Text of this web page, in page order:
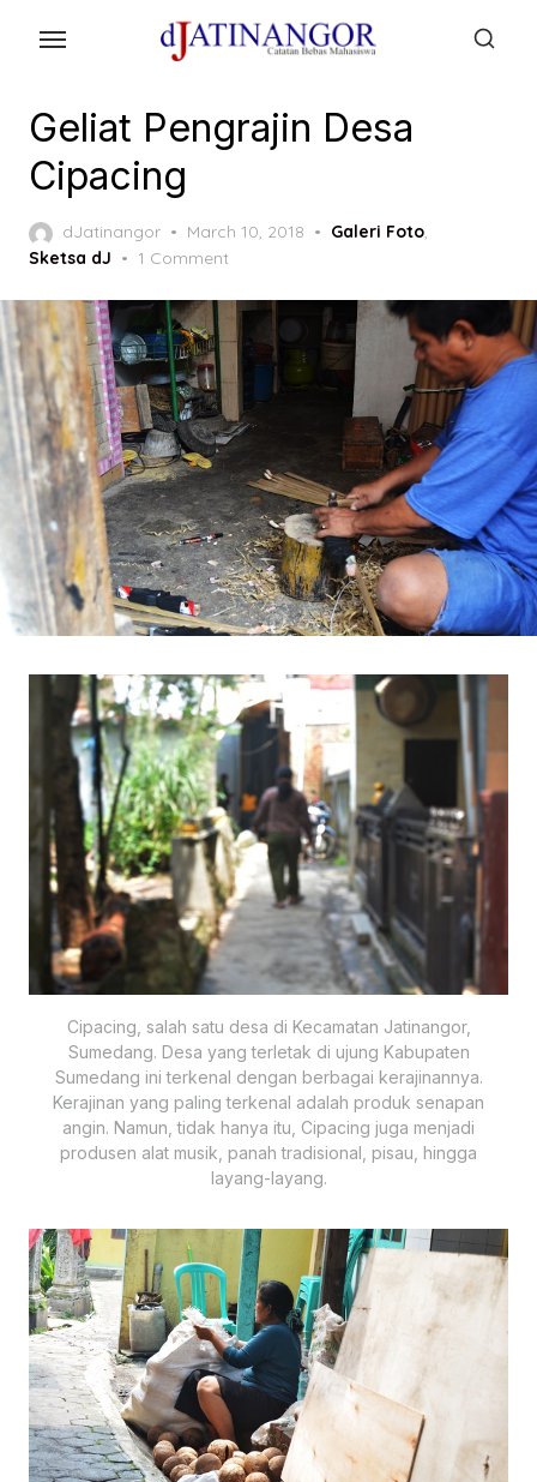
contentGeliat Pengrajin Desa
Cipacing
dJatinangor
Posted
on
March 10, 2018 Galeri Foto,
Sketsa dJ
1 Comment
Cipacing, salah satu desa di Kecamatan Jatinangor,
Sumedang. Desa yang terletak di ujung Kabupaten
Sumedang ini terkenal dengan berbagai kerajinannya.
Kerajinan yang paling terkenal adalah produk senapan
angin. Namun, tidak hanya itu, Cipacing juga menjadi
produsen alat musik, panah tradisional, pisau, hingga
layang-layang.